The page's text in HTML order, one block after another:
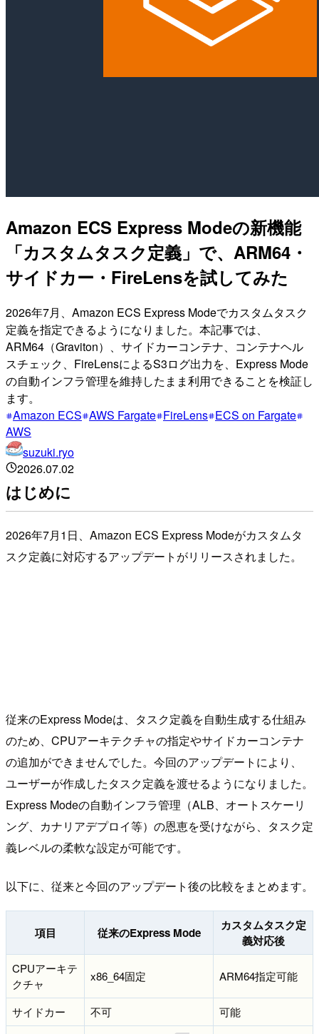
Amazon ECS Express Modeの新機能
「カスタムタスク定義」で、ARM64・
サイドカー・FireLensを試してみた
2026年7月、Amazon ECS Express Modeでカスタムタスク
定義を指定できるようになりました。本記事では、
ARM64（Graviton）、サイドカーコンテナ、コンテナヘル
スチェック、FireLensによるS3ログ出力を、Express Mode
の自動インフラ管理を維持したまま利用できることを検証し
ます。
Amazon ECS AWS Fargate FireLens ECS on Fargate
AWS
suzuki.ryo
2026.07.02
はじめに
2026年7月1日、Amazon ECS Express Modeがカスタムタ
スク定義に対応するアップデートがリリースされました。
従来のExpress Modeは、タスク定義を自動生成する仕組み
のため、CPUアーキテクチャの指定やサイドカーコンテナ
の追加ができませんでした。今回のアップデートにより、
ユーザーが作成したタスク定義を渡せるようになりました。
Express Modeの自動インフラ管理（ALB、オートスケーリ
ング、カナリアデプロイ等）の恩恵を受けながら、タスク定
義レベルの柔軟な設定が可能です。
以下に、従来と今回のアップデート後の比較をまとめます。
項目 従来のExpress Mode
カスタムタスク定
義対応後
CPUアーキテ
クチャ
x86_64固定 ARM64指定可能
サイドカー 不可 可能